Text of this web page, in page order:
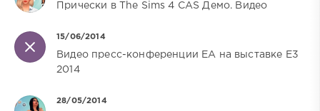
Прически в The Sims 4 CAS Демо. Видео
15/06/2014
Видео пресс-конференции EA на выставке E3
2014
28/05/2014